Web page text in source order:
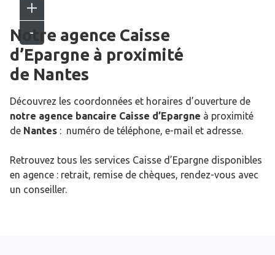
Notre agence Caisse
d’Epargne à proximité
de Nantes
Découvrez les coordonnées et horaires d’ouverture de
notre agence bancaire Caisse d’Epargne à proximité
de Nantes : numéro de téléphone, e-mail et adresse.
Retrouvez tous les services Caisse d’Epargne disponibles
en agence : retrait, remise de chèques, rendez-vous avec
un conseiller.